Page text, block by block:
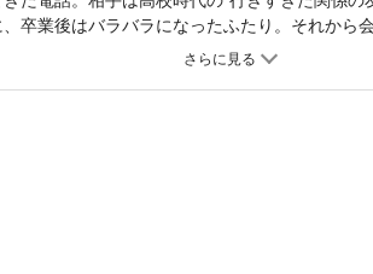
卒業後はバラバラになったふたり。それから